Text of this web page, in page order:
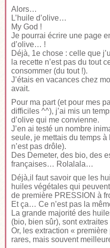
Alors…
L’huile d’olive…
My God !
Je pourrai écrire une page
d’olive… !
Déjà, 1e chose : celle que
la recette n’est pas du tout
consommer (du tout !).
J’étais en vacances chez
avait.
Pour ma part (et pour mes
difficiles ^^), j’ai mis un
d’olive qui me convienne.
J’en ai testé un nombre
seule, je mettais du temps
n’est pas drôle).
Des Demeter, des bio, des
françaises… Rolalala…
Déjà,il faut savoir que les
huiles végétales qui
de première PRESSION à
Et ça… Ce n’est pas la
La grande majorité des
(bio, bien sûr), sont extraites
Or, les extraction «
rares, mais souvent